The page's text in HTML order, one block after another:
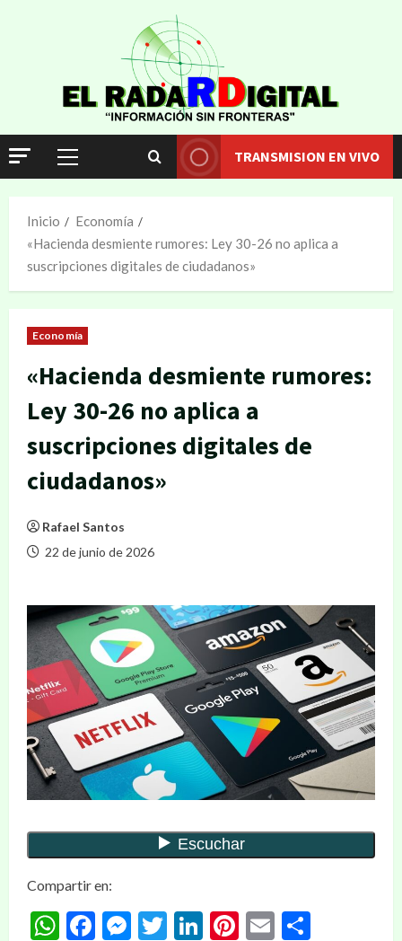
TRANSMISION EN VIVO
Inicio
Economía
«Hacienda desmiente rumores: Ley 30-26 no aplica a
suscripciones digitales de ciudadanos»
Economía
«Hacienda desmiente rumores:
Ley 30-26 no aplica a
suscripciones digitales de
ciudadanos»
Rafael Santos
22 de junio de 2026
Compartir en:
WhatsApp
Facebook
Messenger
Twitter
LinkedIn
Pinterest
Email